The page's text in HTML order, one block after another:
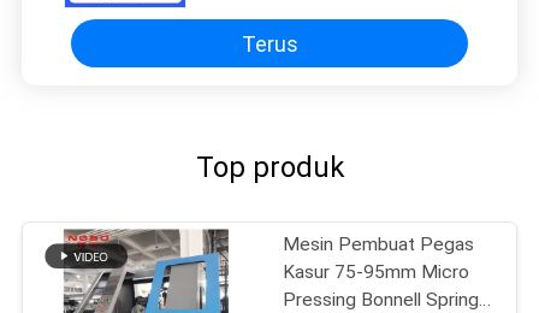
Terus
Top produk
Mesin Pembuat Pegas
Kasur 75-95mm Micro
Pressing Bonnell Spring